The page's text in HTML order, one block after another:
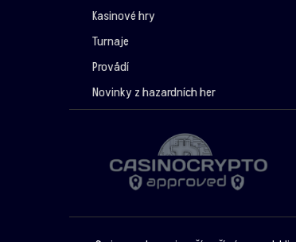
Kasinové hry
Turnaje
Provádí
Novinky z hazardních her